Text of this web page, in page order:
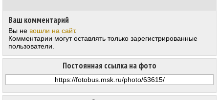
Постоянная ссылка на фото
Ваш комментарий
Вы не вошли на сайт.
Комментарии могут оставлять только зарегистрированные
пользователи.